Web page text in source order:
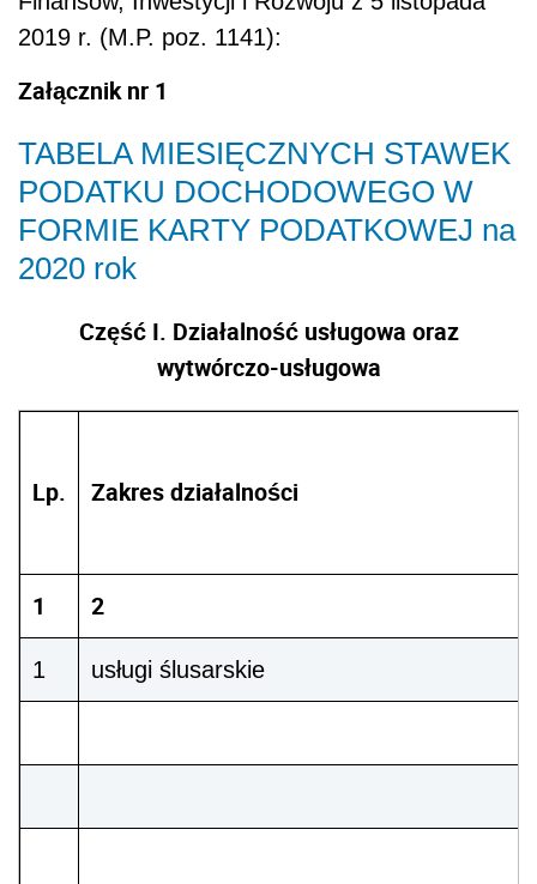
2019 r. (M.P. poz. 1141):
Załącznik nr 1
TABELA MIESIĘCZNYCH STAWEK
PODATKU DOCHODOWEGO W
FORMIE KARTY PODATKOWEJ na
2020 rok
Część I. Działalność usługowa oraz
wytwórczo-usługowa
Lp. Zakres działalności
1 2
1 usługi ślusarskie